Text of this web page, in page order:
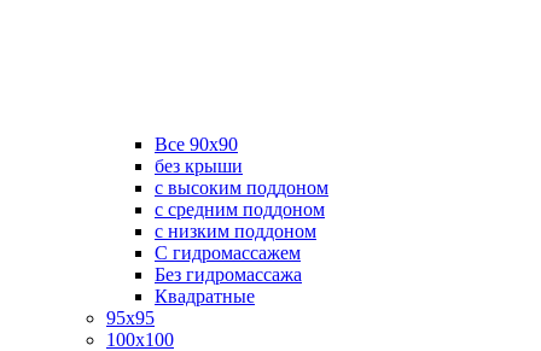
Все 90х90
без крыши
с высоким поддоном
с средним поддоном
с низким поддоном
С гидромассажем
Без гидромассажа
Квадратные
95х95
100х100